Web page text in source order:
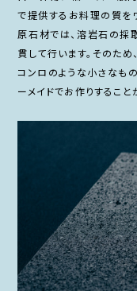
で提供するお料理の質を
原石材では、溶岩石の採
貫して行います。そのた
コンロのような小さなも
ーメイドでお作りすること